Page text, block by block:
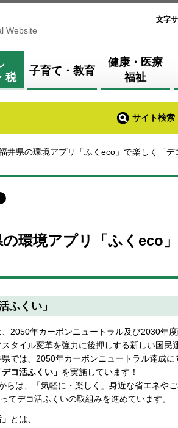
Website
文字
税
子育て・教育
健康・医療
福祉
サイト検索
井県の環境アプリ「ふくeco」で楽しく「デ
環境アプリ「ふくeco
ふくい」
2050年カーボンニュートラル及び2030年
タイル変革を強力に後押しする新しい国民
県では、2050年カーボンニュートラル達成
デコ活ふくい」 を実施しています！
らは、「気軽に・楽しく」身近な省エネや
てデコ活ふくいの取組みを進めています。
とは、